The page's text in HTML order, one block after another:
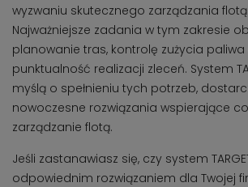
wyzwaniu skutecznego zarządzania
Najważniejsze zadania w tym zakresie
planowanie tras, kontrolę zużycia
punktualność realizacji zleceń. System
myślą o spełnieniu tych potrzeb,
nowoczesne rozwiązania wspierające
zarządzanie flotą.
Jeśli zastanawiasz się, czy system
odpowiednim rozwiązaniem dla Twojej